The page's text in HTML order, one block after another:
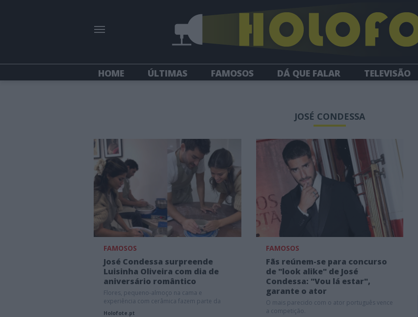
HOME ÚLTIMAS FAMOSOS DÁ QUE FALAR TELEVISÃO
JOSÉ CONDESSA
FAMOSOS
José Condessa surpreende
Luisinha Oliveira com dia de
aniversário romântico
Flores, pequeno-almoço na cama e
experiência com cerâmica fazem parte da
programação.
Holofote.pt
FAMOSOS
Fãs reúnem-se para concurso
de "look alike" de José
Condessa: "Vou lá estar",
garante o ator
O mais parecido com o ator português vence
a competição.